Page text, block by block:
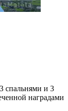
спальнями и 3
наградами